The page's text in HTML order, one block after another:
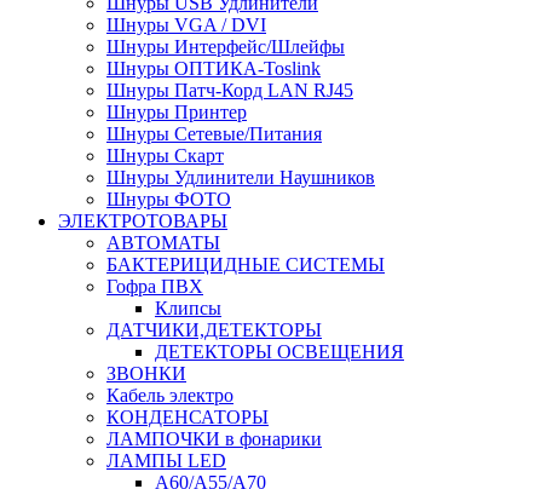
Шнуры VGA / DVI
Шнуры Интерфейс/Шлейфы
Шнуры ОПТИКА-Toslink
Шнуры Патч-Корд LAN RJ45
Шнуры Принтер
Шнуры Сетевые/Питания
Шнуры Скарт
Шнуры Удлинители Наушников
Шнуры ФОТО
ЭЛЕКТРОТОВАРЫ
АВТОМАТЫ
БАКТЕРИЦИДНЫЕ СИСТЕМЫ
Гофра ПВХ
Клипсы
ДАТЧИКИ,ДЕТЕКТОРЫ
ДЕТЕКТОРЫ ОСВЕЩЕНИЯ
ЗВОНКИ
Кабель электро
КОНДЕНСАТОРЫ
ЛАМПОЧКИ в фонарики
ЛАМПЫ LED
A60/A55/A70